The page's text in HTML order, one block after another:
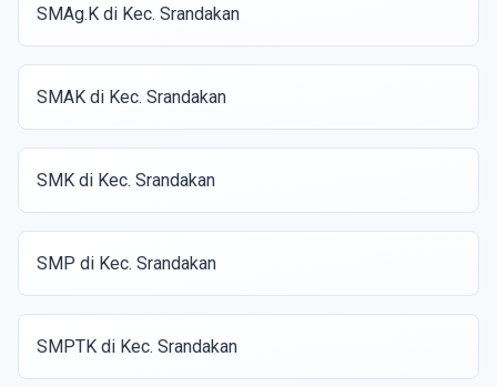
SMAg.K di Kec. Srandakan
SMAK di Kec. Srandakan
SMK di Kec. Srandakan
SMP di Kec. Srandakan
SMPTK di Kec. Srandakan